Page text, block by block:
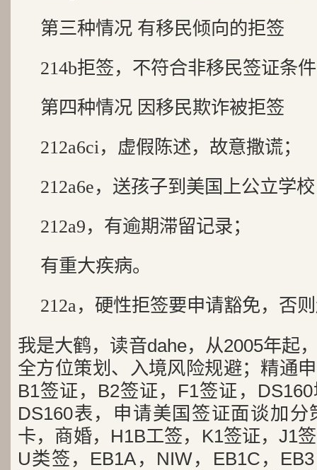
第三种情况 有移民倾向的拒签
214b拒签，不符合非移民签证条
第四种情况 因移民欺诈被拒签
212a6ci，虚假陈述，故意撒谎；
212a6e，送孩子到美国上公立学
212a9，有逾期滞留记录；
有重大疾病。
212a，硬性拒签要申请豁免，否
我是大鹤，读音dahe，从2005年起
全方位策划、入境风险规避；精通
B1签证，B2签证，F1签证，
DS160表，申请美国签证面谈加
卡，商婚，H1B工签，K1签证，J1
U类签，EB1A，NIW，EB1C，